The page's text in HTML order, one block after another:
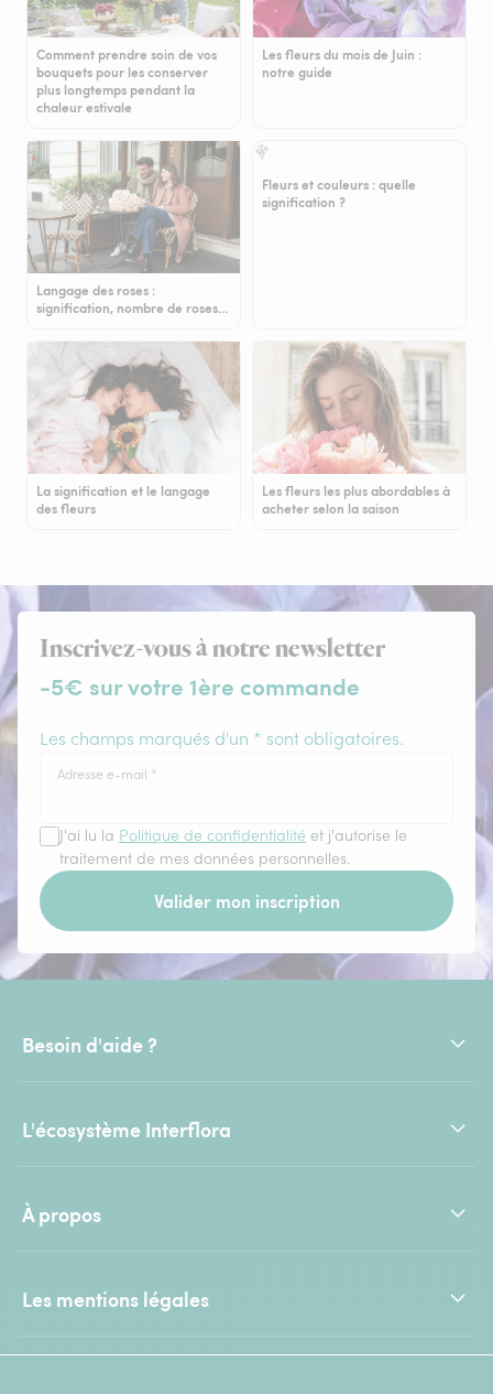
Comment prendre soin de vos
bouquets pour les conserver
plus longtemps pendant la
chaleur estivale
Les fleurs du mois de Juin :
notre guide
Langage des roses :
signification, nombre de roses…
Fleurs et couleurs : quelle
signification ?
La signification et le langage
des fleurs
Les fleurs les plus abordables à
acheter selon la saison
Inscrivez-vous à notre newsletter
-5€ sur votre 1ère commande
Les champs marqués d'un * sont obligatoires.
Adresse e-mail *
J'ai lu la Politique de confidentialité et j'autorise le
traitement de mes données personnelles.
Valider mon inscription
Besoin d'aide ?
L'écosystème Interflora
À propos
Les mentions légales